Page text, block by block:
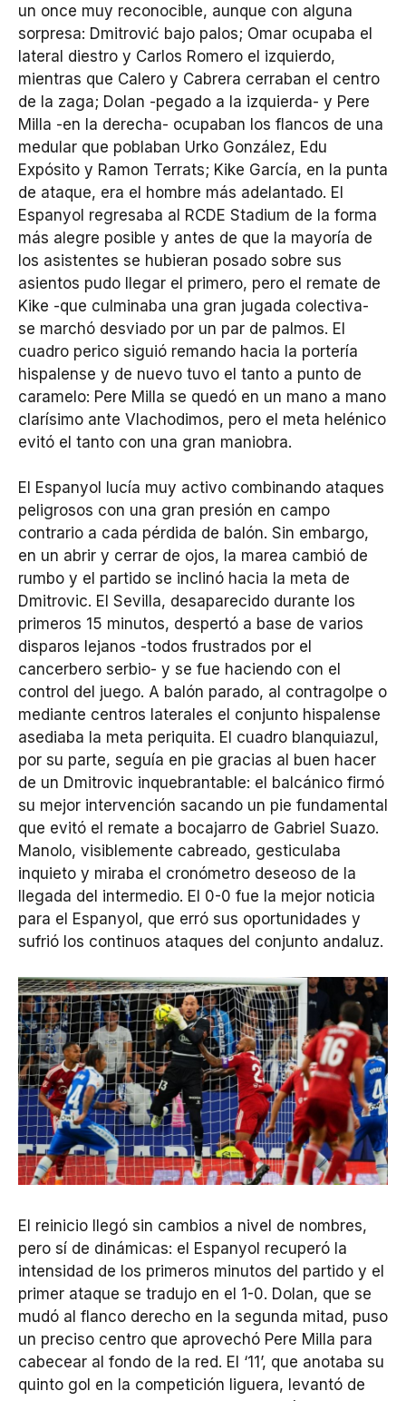
un once muy reconocible, aunque con alguna
sorpresa: Dmitrović bajo palos; Omar ocupaba el
lateral diestro y Carlos Romero el izquierdo,
mientras que Calero y Cabrera cerraban el centro
de la zaga; Dolan -pegado a la izquierda- y Pere
Milla -en la derecha- ocupaban los flancos de una
medular que poblaban Urko González, Edu
Expósito y Ramon Terrats; Kike García, en la punta
de ataque, era el hombre más adelantado. El
Espanyol regresaba al RCDE Stadium de la forma
más alegre posible y antes de que la mayoría de
los asistentes se hubieran posado sobre sus
asientos pudo llegar el primero, pero el remate de
Kike -que culminaba una gran jugada colectiva-
se marchó desviado por un par de palmos. El
cuadro perico siguió remando hacia la portería
hispalense y de nuevo tuvo el tanto a punto de
caramelo: Pere Milla se quedó en un mano a mano
clarísimo ante Vlachodimos, pero el meta helénico
evitó el tanto con una gran maniobra.
El Espanyol lucía muy activo combinando ataques
peligrosos con una gran presión en campo
contrario a cada pérdida de balón. Sin embargo,
en un abrir y cerrar de ojos, la marea cambió de
rumbo y el partido se inclinó hacia la meta de
Dmitrovic. El Sevilla, desaparecido durante los
primeros 15 minutos, despertó a base de varios
disparos lejanos -todos frustrados por el
cancerbero serbio- y se fue haciendo con el
control del juego. A balón parado, al contragolpe o
mediante centros laterales el conjunto hispalense
asediaba la meta periquita. El cuadro blanquiazul,
por su parte, seguía en pie gracias al buen hacer
de un Dmitrovic inquebrantable: el balcánico firmó
su mejor intervención sacando un pie fundamental
que evitó el remate a bocajarro de Gabriel Suazo.
Manolo, visiblemente cabreado, gesticulaba
inquieto y miraba el cronómetro deseoso de la
llegada del intermedio. El 0-0 fue la mejor noticia
para el Espanyol, que erró sus oportunidades y
sufrió los continuos ataques del conjunto andaluz.
El reinicio llegó sin cambios a nivel de nombres,
pero sí de dinámicas: el Espanyol recuperó la
intensidad de los primeros minutos del partido y el
primer ataque se tradujo en el 1-0. Dolan, que se
mudó al flanco derecho en la segunda mitad, puso
un preciso centro que aprovechó Pere Milla para
cabecear al fondo de la red. El ‘11’, que anotaba su
quinto gol en la competición liguera, levantó de